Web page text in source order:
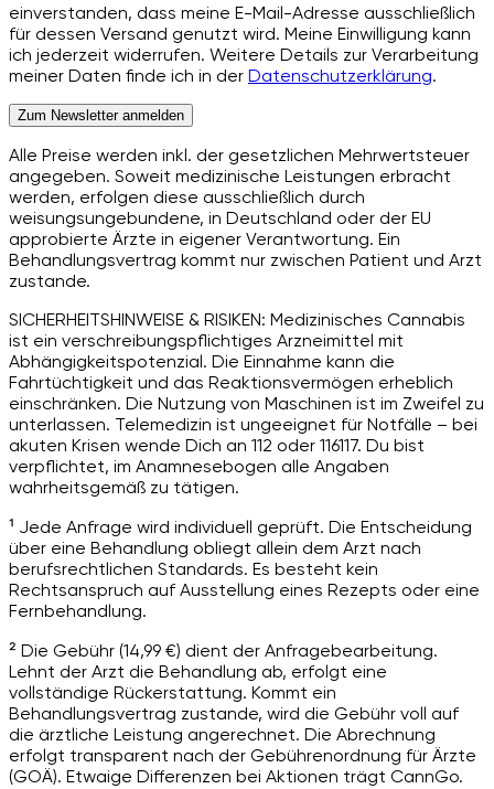
einverstanden, dass meine E-Mail-Adresse ausschließlich
für dessen Versand genutzt wird. Meine Einwilligung kann
ich jederzeit widerrufen. Weitere Details zur Verarbeitung
meiner Daten finde ich in der Datenschutzerklärung.
Zum Newsletter anmelden
Alle Preise werden inkl. der gesetzlichen Mehrwertsteuer
angegeben. Soweit medizinische Leistungen erbracht
werden, erfolgen diese ausschließlich durch
weisungsungebundene, in Deutschland oder der EU
approbierte Ärzte in eigener Verantwortung. Ein
Behandlungsvertrag kommt nur zwischen Patient und Arzt
zustande.
SICHERHEITSHINWEISE & RISIKEN: Medizinisches Cannabis
ist ein verschreibungspflichtiges Arzneimittel mit
Abhängigkeitspotenzial. Die Einnahme kann die
Fahrtüchtigkeit und das Reaktionsvermögen erheblich
einschränken. Die Nutzung von Maschinen ist im Zweifel zu
unterlassen. Telemedizin ist ungeeignet für Notfälle – bei
akuten Krisen wende Dich an 112 oder 116117. Du bist
verpflichtet, im Anamnesebogen alle Angaben
wahrheitsgemäß zu tätigen.
¹ Jede Anfrage wird individuell geprüft. Die Entscheidung
über eine Behandlung obliegt allein dem Arzt nach
berufsrechtlichen Standards. Es besteht kein
Rechtsanspruch auf Ausstellung eines Rezepts oder eine
Fernbehandlung.
² Die Gebühr (14,99 €) dient der Anfragebearbeitung.
Lehnt der Arzt die Behandlung ab, erfolgt eine
vollständige Rückerstattung. Kommt ein
Behandlungsvertrag zustande, wird die Gebühr voll auf
die ärztliche Leistung angerechnet. Die Abrechnung
erfolgt transparent nach der Gebührenordnung für Ärzte
(GOÄ). Etwaige Differenzen bei Aktionen trägt CannGo.